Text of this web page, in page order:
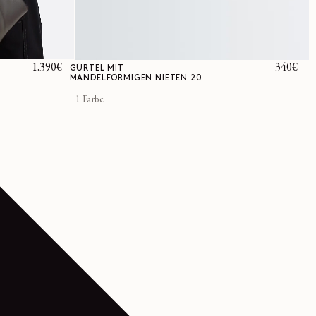
Normaler
1.390€
GÜRTEL MIT
MANDELFÖRMIGEN NIETEN 20
340€
1 Farbe
Kollektion
die